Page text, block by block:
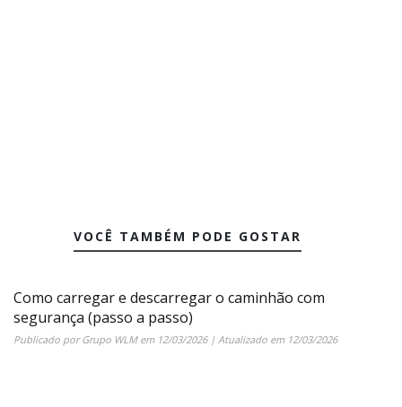
VOCÊ TAMBÉM PODE GOSTAR
Como carregar e descarregar o caminhão com
segurança (passo a passo)
Publicado porGrupo WLMem 12/03/2026| Atualizado em 12/03/2026